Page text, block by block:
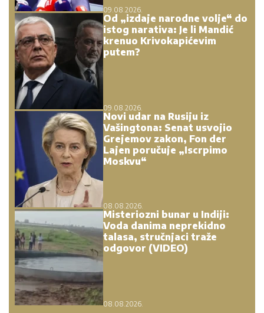
09.08.2026.
Od „izdaje narodne volje“ do
istog narativa: Je li Mandić
krenuo Krivokapićevim
putem?
09.08.2026.
Novi udar na Rusiju iz
Vašingtona: Senat usvojio
Grejemov zakon, Fon der
Lajen poručuje „Iscrpimo
Moskvu“
08.08.2026.
Misteriozni bunar u Indiji:
Voda danima neprekidno
talasa, stručnjaci traže
odgovor (VIDEO)
08.08.2026.